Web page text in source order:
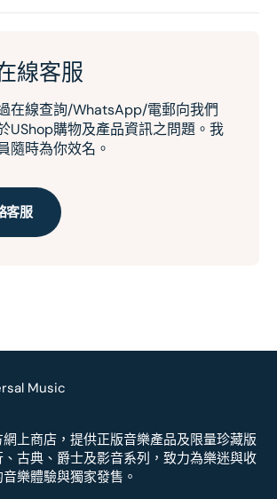
線客服
在線查詢/WhatsApp/電郵向我們
UShop購物及產品資訊之問題。我
隨時為你效名。
客服
上商店，提供正版音樂產品及限量珍藏版
古典、爵士及影音系列，致力為樂迷與收
樂體驗與獨家發售。